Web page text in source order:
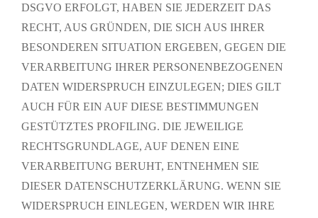
DSGVO ERFOLGT, HABEN SIE JEDERZEIT DAS
RECHT, AUS GRÜNDEN, DIE SICH AUS IHRER
BESONDEREN SITUATION ERGEBEN, GEGEN DIE
VERARBEITUNG IHRER PERSONENBEZOGENEN
DATEN WIDERSPRUCH EINZULEGEN; DIES GILT
AUCH FÜR EIN AUF DIESE BESTIMMUNGEN
GESTÜTZTES PROFILING. DIE JEWEILIGE
RECHTSGRUNDLAGE, AUF DENEN EINE
VERARBEITUNG BERUHT, ENTNEHMEN SIE
DIESER DATENSCHUTZERKLÄRUNG. WENN SIE
WIDERSPRUCH EINLEGEN, WERDEN WIR IHRE